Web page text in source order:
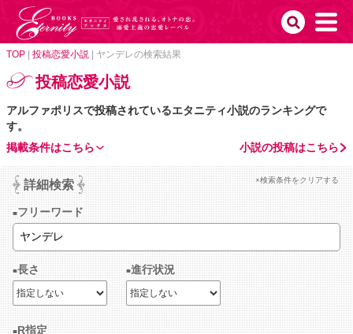
TOP 投稿恋愛小説 ヤンデレの検索結果
投稿恋愛小説
アルファポリスで投稿されているエタニティ小説のランキングで
す。
小説の投稿はこちら
掲載条件はこちら
詳細検索 ×検索条件をクリアする
フリーワード
長さ 進行状況
R指定